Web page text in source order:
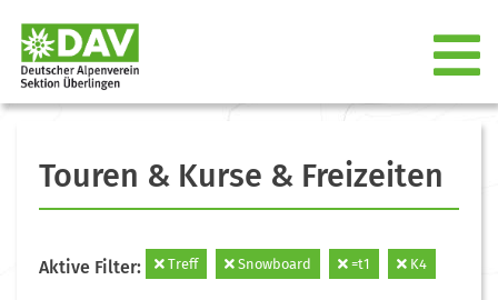
Touren & Kurse & Freizeiten
Aktive Filter: Treff Snowboard =t1 K4